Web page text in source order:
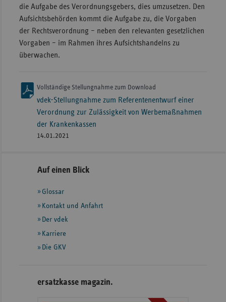
die Aufgabe des Verordnungsgebers, dies umzusetzen. Den
Aufsichtsbehörden kommt die Aufgabe zu, die Vorgaben
der Rechtsverordnung – neben den relevanten gesetzlichen
Vorgaben – im Rahmen ihres Aufsichtshandelns zu
überwachen.
Vollständige Stellungnahme zum Download
vdek-Stellungnahme zum Referentenentwurf einer
Verordnung zur Zulässigkeit von Werbemaßnahmen
der Krankenkassen
14.01.2021
Seitennavigation
Seitenleiste
weiteren
Informationen
Auf einen Blick
Glossar
Kontakt und Anfahrt
Der vdek
Karriere
Die GKV
ersatzkasse magazin.